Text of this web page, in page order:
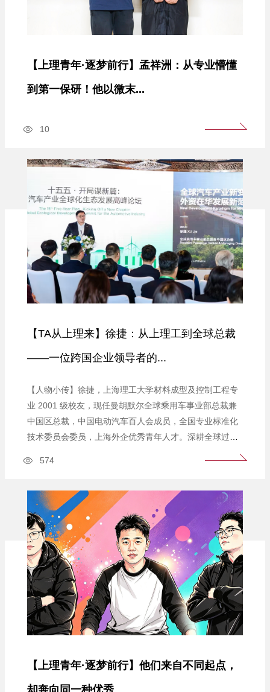
【上理青年·逐梦前行】孟祥洲：从专业懵懂
到第一保研！他以微末...
10
【TA从上理来】徐捷：从上理工到全球总裁
——一位跨国企业领导者的...
574
【人物小传】徐捷，上海理工大学材料成型及控制工程专
业 2001 级校友，现任曼胡默尔全球乘用车事业部总裁兼
中国区总裁，中国电动汽车百人会成员，全国专业标准化
技术委员会委员，上海外企优秀青年人才。深耕全球过滤
全球乘用车业务掌舵人，推动曼胡默尔全球新能源技术
中...
【上理青年·逐梦前行】他们来自不同起点，